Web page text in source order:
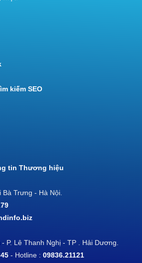
kiếm SEO
tin Thương hiệu
Trưng - Hà Nội.
P. Lê Thanh Nghị - TP . Hải Dương.
- Hotline : 09836.21121